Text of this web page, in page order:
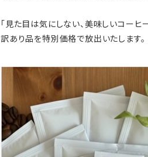
「見た目は気にしない、美味しいコーヒ
訳あり品を特別価格で放出いたします。